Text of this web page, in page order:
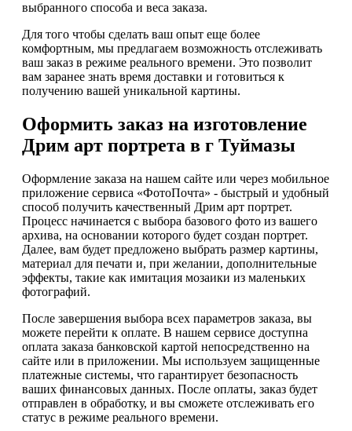
выбранного способа и веса заказа.
Для того чтобы сделать ваш опыт еще более
комфортным, мы предлагаем возможность отслеживать
ваш заказ в режиме реального времени. Это позволит
вам заранее знать время доставки и готовиться к
получению вашей уникальной картины.
Оформить заказ на изготовление
Дрим арт портрета в г Туймазы
Оформление заказа на нашем сайте или через мобильное
приложение сервиса «ФотоПочта» - быстрый и удобный
способ получить качественный Дрим арт портрет.
Процесс начинается с выбора базового фото из вашего
архива, на основании которого будет создан портрет.
Далее, вам будет предложено выбрать размер картины,
материал для печати и, при желании, дополнительные
эффекты, такие как имитация мозаики из маленьких
фотографий.
После завершения выбора всех параметров заказа, вы
можете перейти к оплате. В нашем сервисе доступна
оплата заказа банковской картой непосредственно на
сайте или в приложении. Мы используем защищенные
платежные системы, что гарантирует безопасность
ваших финансовых данных. После оплаты, заказ будет
отправлен в обработку, и вы сможете отслеживать его
статус в режиме реального времени.